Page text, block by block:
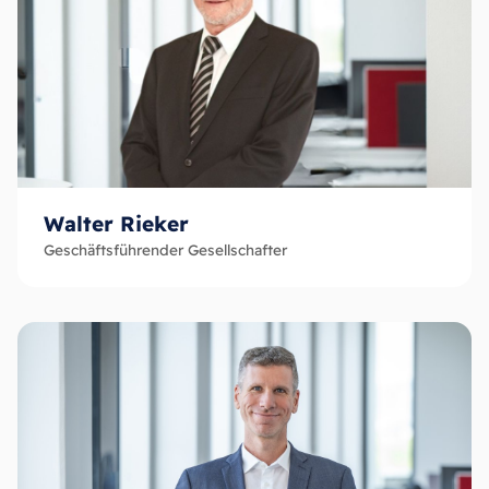
Walter Rieker
Geschäftsführender Gesellschafter